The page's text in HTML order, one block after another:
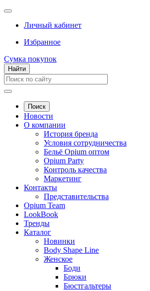
Личный кабинет
Избранное
Сумка покупок
Найти
Поиск
Новости
О компании
История бренда
Условия сотрудничества
Бельё Opium оптом
Opium Party
Контроль качества
Маркетинг
Контакты
Представительства
Opium Team
LookBook
Тренды
Каталог
Новинки
Body Shape Line
Женское
Боди
Брюки
Бюстгальтеры